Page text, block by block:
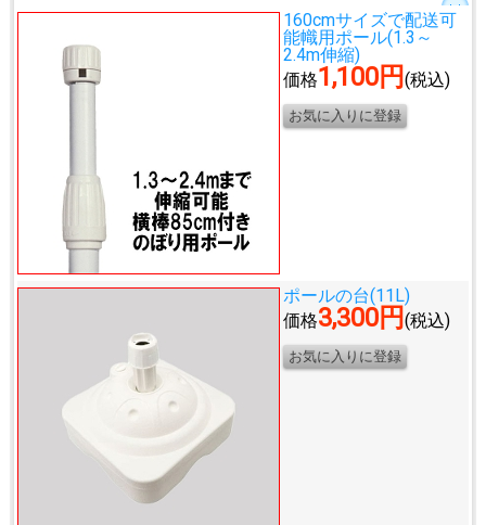
160cmサイズで配送可
能幟用ポール(1.3～
2.4m伸縮)
価格1,100円 (税込)
ポールの台(11L)
価格3,300円 (税込)